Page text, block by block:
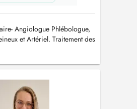
Angiologue Phlébologue,
et Artériel. Traitement des
liquide et mousse,
échoguidée. Lymphologie et
(varicosités, couperose,
las...